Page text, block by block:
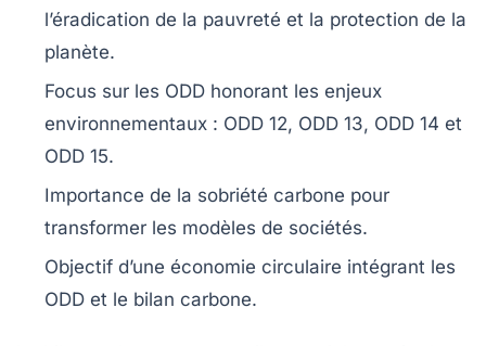
l’éradication de la pauvreté et la protection de la
planète.
Focus sur les ODD honorant les enjeux
environnementaux : ODD 12, ODD 13, ODD 14 et
ODD 15.
Importance de la sobriété carbone pour
transformer les modèles de sociétés.
Objectif d’une économie circulaire intégrant les
ODD et le bilan carbone.